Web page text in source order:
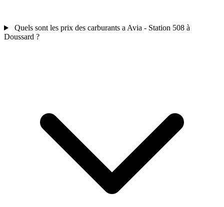
Quels sont les prix des carburants a Avia - Station 508 à
Doussard ?